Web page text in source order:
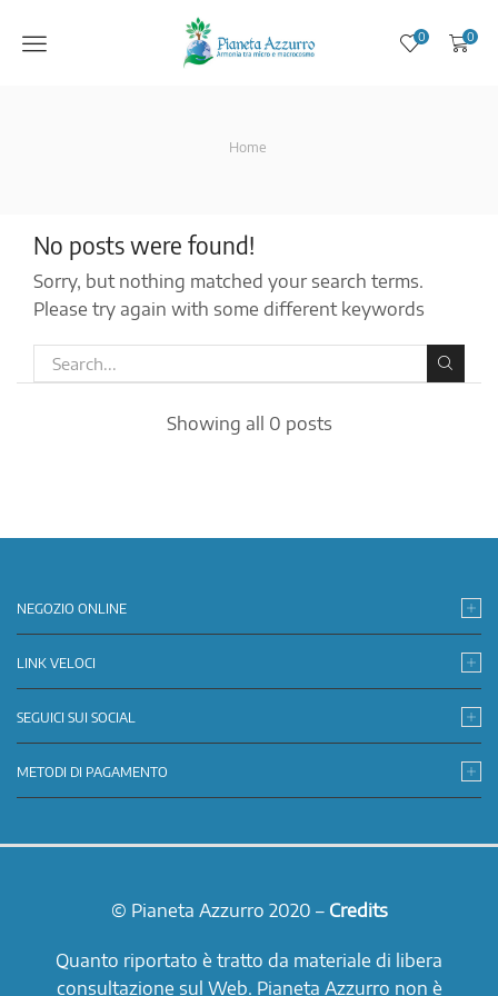
0 0
Menu
Home
No posts were found!
Sorry, but nothing matched your search terms.
Please try again with some different keywords
Showing all 0 posts
NEGOZIO ONLINE
LINK VELOCI
SEGUICI SUI SOCIAL
METODI DI PAGAMENTO
© Pianeta Azzurro 2020 – Credits
Quanto riportato è tratto da materiale di libera
consultazione sul Web. Pianeta Azzurro non è